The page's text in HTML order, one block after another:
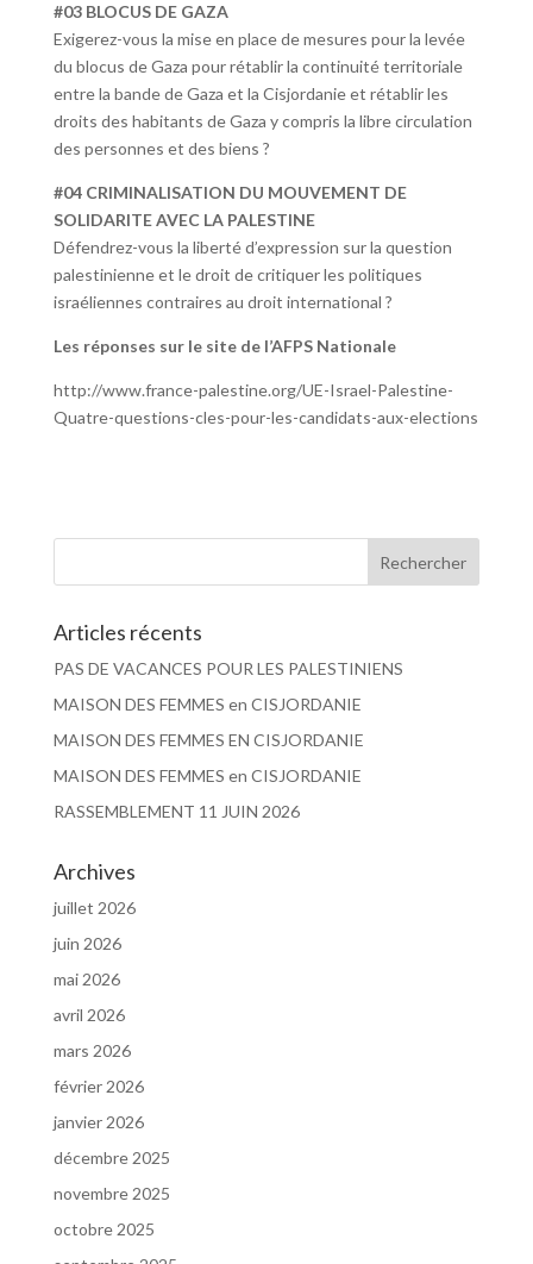
#03 BLOCUS DE GAZA
Exigerez-vous la mise en place de mesures pour la levée
du blocus de Gaza pour rétablir la continuité territoriale
entre la bande de Gaza et la Cisjordanie et rétablir les
droits des habitants de Gaza y compris la libre circulation
des personnes et des biens ?
#04 CRIMINALISATION DU MOUVEMENT DE
SOLIDARITE AVEC LA PALESTINE
Défendrez-vous la liberté d’expression sur la question
palestinienne et le droit de critiquer les politiques
israéliennes contraires au droit international ?
Les réponses sur le site de l’AFPS Nationale
http://www.france-palestine.org/UE-Israel-Palestine-
Quatre-questions-cles-pour-les-candidats-aux-elections
Articles récents
PAS DE VACANCES POUR LES PALESTINIENS
MAISON DES FEMMES en CISJORDANIE
MAISON DES FEMMES EN CISJORDANIE
MAISON DES FEMMES en CISJORDANIE
RASSEMBLEMENT 11 JUIN 2026
Archives
juillet 2026
juin 2026
mai 2026
avril 2026
mars 2026
février 2026
janvier 2026
décembre 2025
novembre 2025
octobre 2025